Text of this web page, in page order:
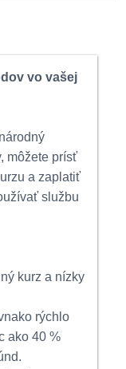
vo vašej
môžete prísť
a zaplatiť
službu
kurz a nízky
rýchlo
ako 40 %